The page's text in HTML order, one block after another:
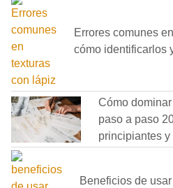
Errores comunes
cómo identificarlos
Cómo
paso a paso
principiantes
Beneficios de